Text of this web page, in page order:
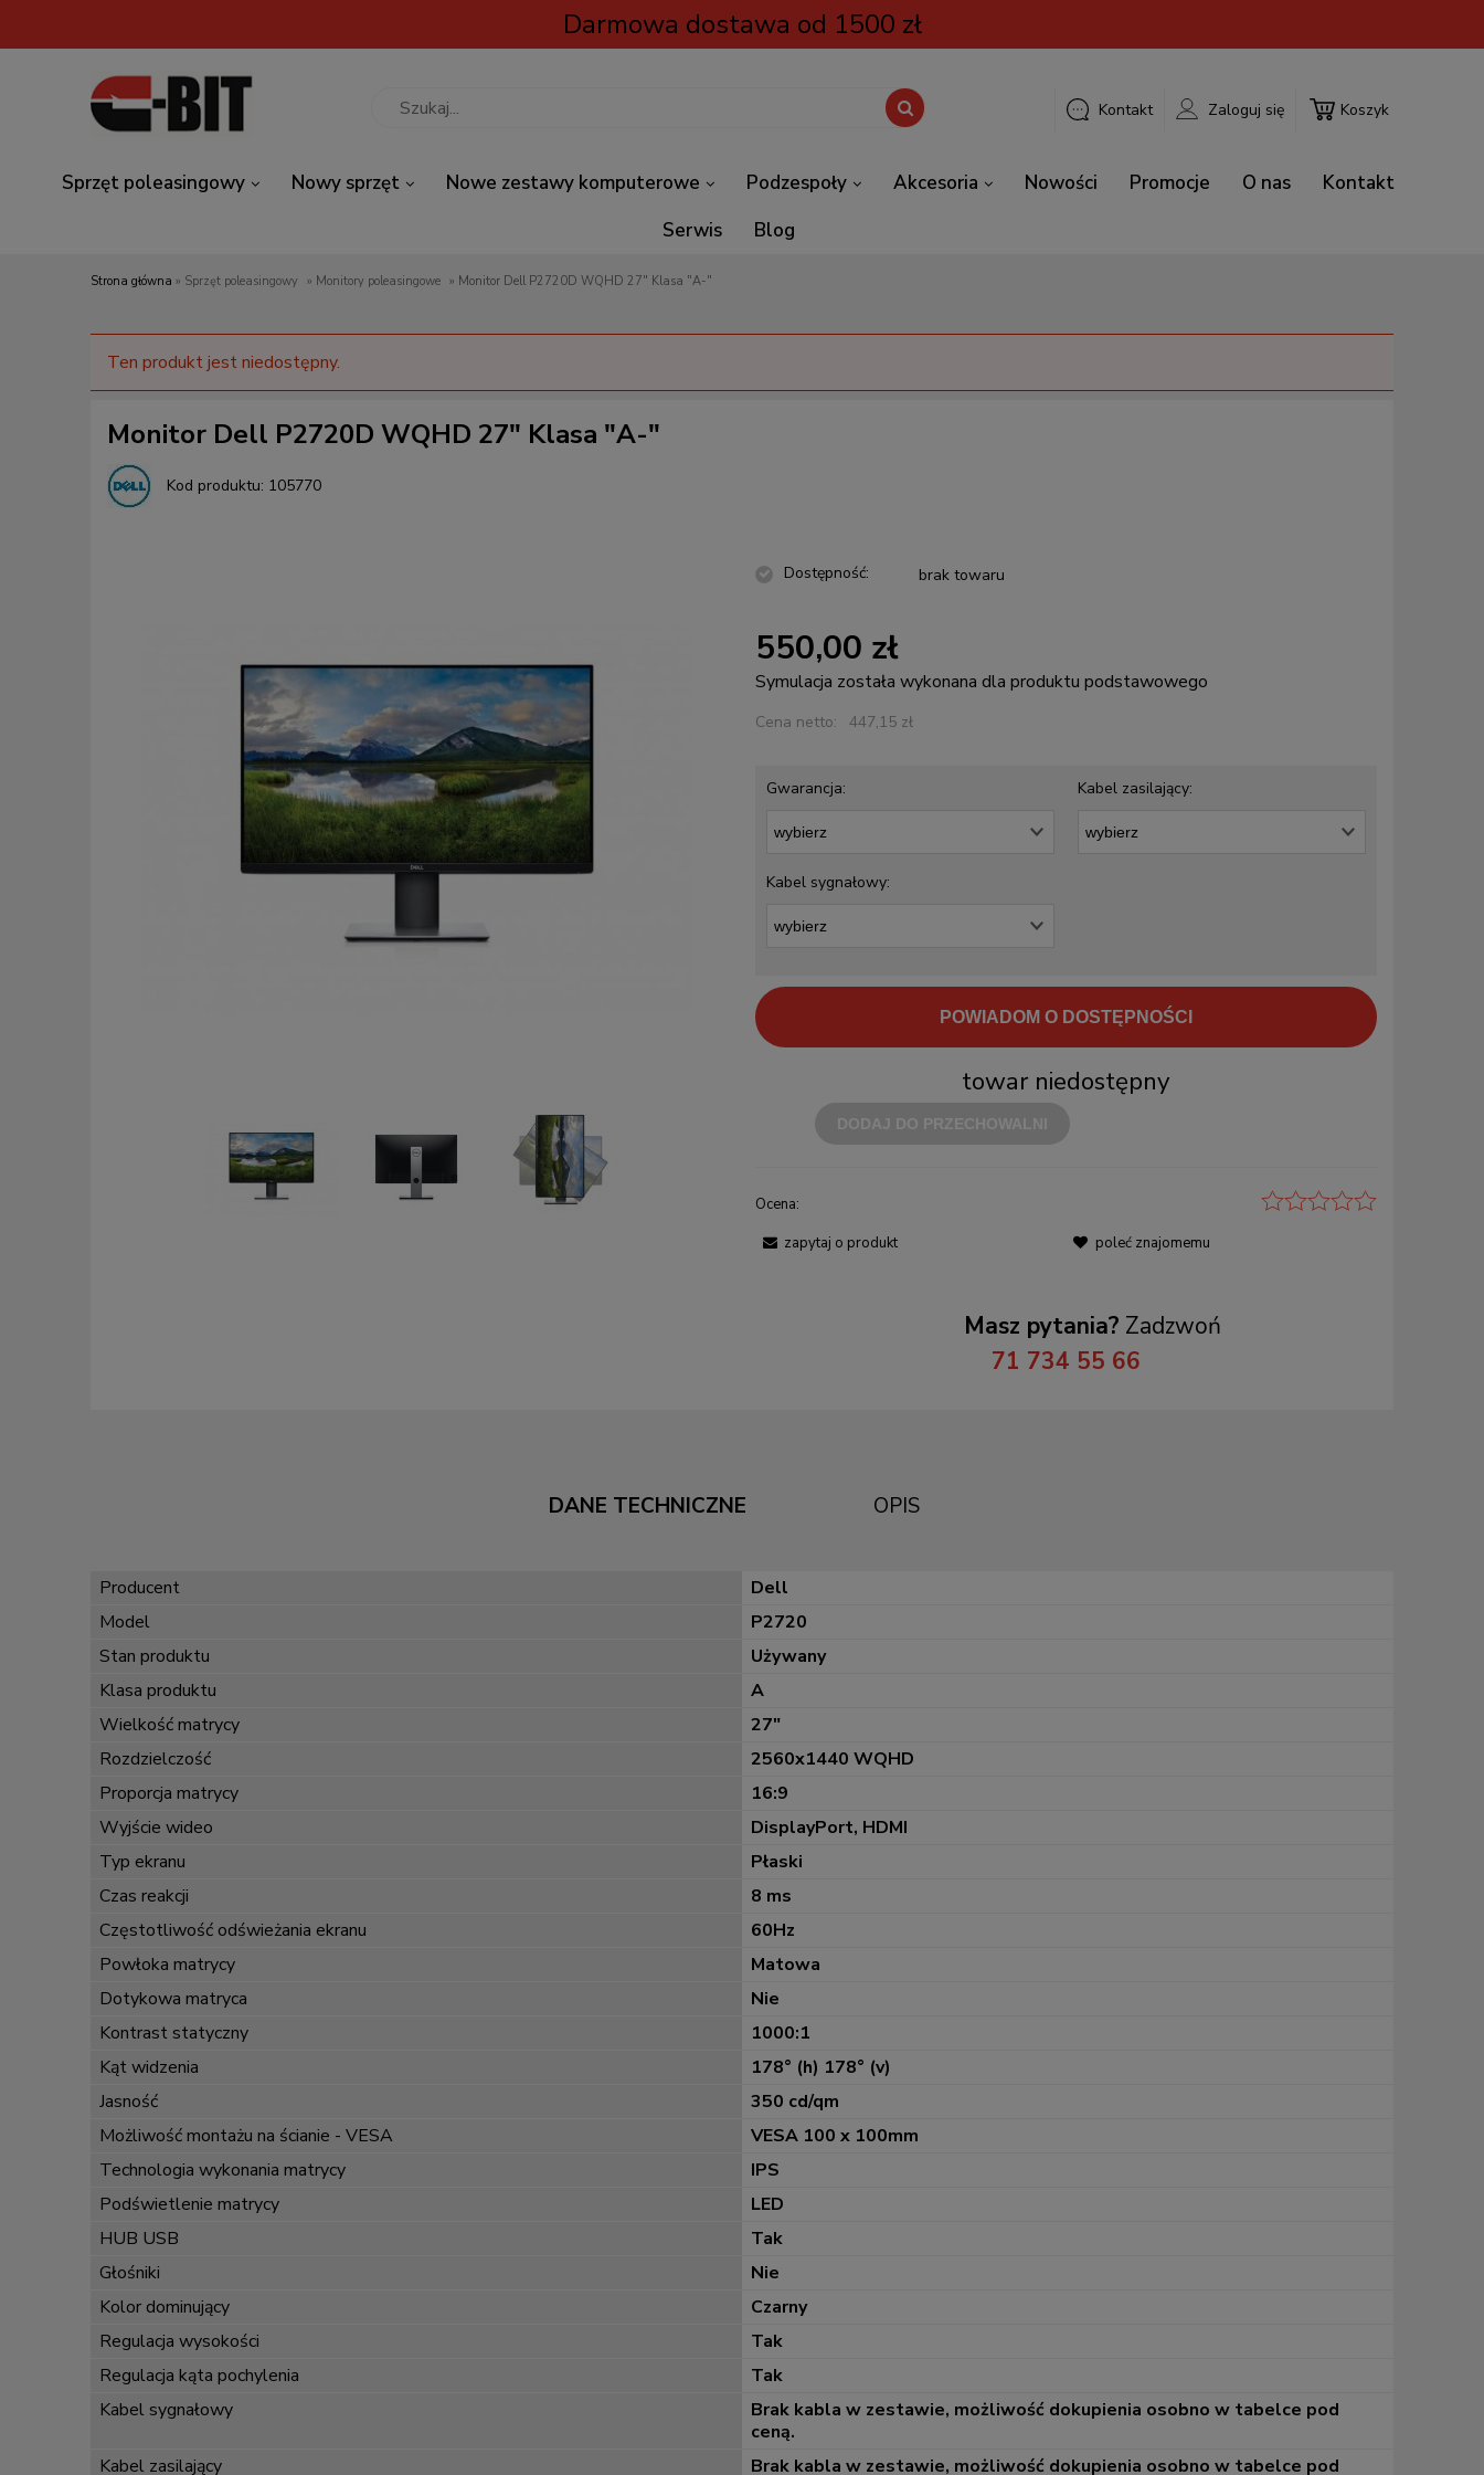
Darmowa dostawa od 1500 zł
Koszyk
Kontakt Zaloguj się
Sprzęt poleasingowy Nowy sprzęt Nowe zestawy komputerowe Podzespoły Akcesoria Nowości Promocje O nas
Kontakt
Serwis
Blog
Strona główna » Sprzęt poleasingowy » Monitory poleasingowe » Monitor Dell P2720D WQHD 27" Klasa "A-"
Ten produkt jest niedostępny.
Monitor Dell P2720D WQHD 27" Klasa "A-"
Kod produktu: 105770
Dostępność: brak towaru
550,00 zł
Symulacja została wykonana dla produktu podstawowego
Cena netto: 447,15 zł
Gwarancja: Kabel zasilający:
Kabel sygnałowy:
POWIADOM O DOSTĘPNOŚCI
towar niedostępny
Ocena:
zapytaj o produkt
poleć znajomemu
Masz pytania? Zadzwoń
71 734 55 66
DANE TECHNICZNE OPIS
Producent
Dell
Model
P2720
Stan produktu
Używany
Klasa produktu
A
Wielkość matrycy
27"
Rozdzielczość
2560x1440 WQHD
Proporcja matrycy
16:9
Wyjście wideo
DisplayPort, HDMI
Typ ekranu
Płaski
Czas reakcji
8 ms
Częstotliwość odświeżania ekranu
60Hz
Powłoka matrycy
Matowa
Dotykowa matryca
Nie
Kontrast statyczny
1000:1
Kąt widzenia
178° (h) 178° (v)
Jasność
350 cd/qm
Możliwość montażu na ścianie - VESA
VESA 100 x 100mm
Technologia wykonania matrycy
IPS
Podświetlenie matrycy
LED
HUB USB
Tak
Głośniki
Nie
Kolor dominujący
Czarny
Regulacja wysokości
Tak
Regulacja kąta pochylenia
Tak
Kabel sygnałowy
Brak kabla w zestawie, możliwość dokupienia osobno w tabelce pod
ceną.
Kabel zasilający
Brak kabla w zestawie, możliwość dokupienia osobno w tabelce pod